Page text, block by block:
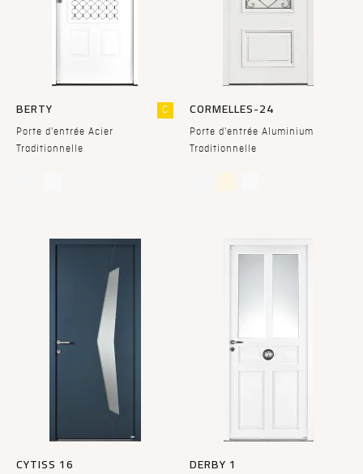
BERTY
Porte d'entrée Acier
Traditionnelle
C CORMELLES-24
Porte d'entrée Aluminium
Traditionnelle
CYTISS 16 DERBY 1